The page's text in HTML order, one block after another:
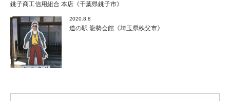
銚子商工信用組合 本店《千葉県銚子市》
2020.8.8
道の駅 龍勢会館《埼玉県秩父市》